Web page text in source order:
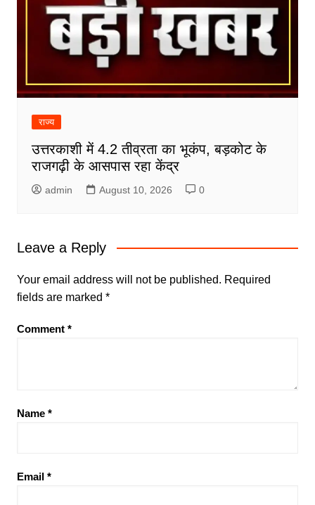
राज्य
उत्तरकाशी में 4.2 तीव्रता का भूकंप, बड़कोट के
राजगढ़ी के आसपास रहा केंद्र
admin August 10, 2026 0
Leave a Reply
Your email address will not be published. Required
fields are marked *
Comment *
Name *
Email *